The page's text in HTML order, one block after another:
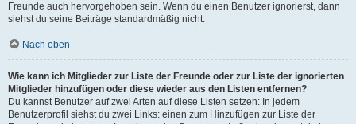
Freunde auch hervorgehoben sein. Wenn du einen Benutzer ignorierst, dann
siehst du seine Beiträge standardmäßig nicht.
Nach oben
Wie kann ich Mitglieder zur Liste der Freunde oder zur Liste der ignorierten
Mitglieder hinzufügen oder diese wieder aus den Listen entfernen?
Du kannst Benutzer auf zwei Arten auf diese Listen setzen: In jedem
Benutzerprofil siehst du zwei Links: einen zum Hinzufügen zur Liste der